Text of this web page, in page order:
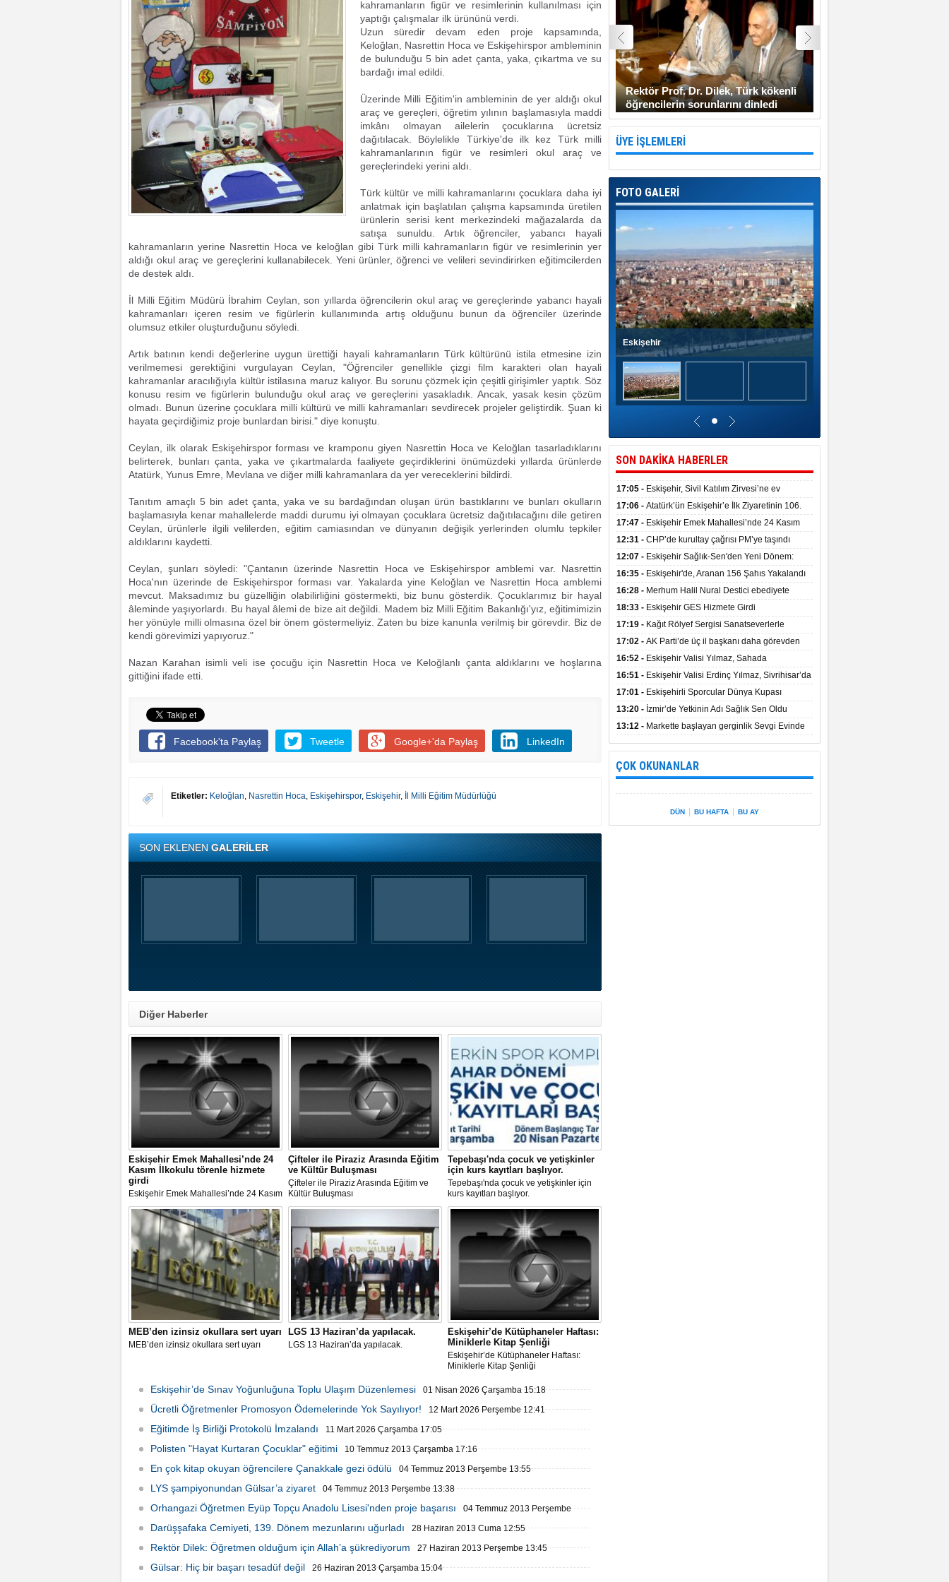
kahramanların figür ve resimlerinin kullanılması için
yaptığı çalışmalar ilk ürününü verdi.
Uzun süredir devam eden proje kapsamında,
Keloğlan, Nasrettin Hoca ve Eskişehirspor ambleminin
de bulunduğu 5 bin adet çanta, yaka, çıkartma ve su
bardağı imal edildi.
Üzerinde Milli Eğitim'in ambleminin de yer aldığı okul
araç ve gereçleri, öğretim yılının başlamasıyla maddi
imkânı olmayan ailelerin çocuklarına ücretsiz
dağıtılacak. Böylelikle Türkiye'de ilk kez Türk milli
kahramanlarının figür ve resimleri okul araç ve
gereçlerindeki yerini aldı.
Türk kültür ve milli kahramanlarını çocuklara daha iyi
anlatmak için başlatılan çalışma kapsamında üretilen
ürünlerin serisi kent merkezindeki mağazalarda da
satışa sunuldu. Artık öğrenciler, yabancı hayali
kahramanların yerine Nasrettin Hoca ve keloğlan gibi Türk milli kahramanların figür ve resimlerinin yer
aldığı okul araç ve gereçlerini kullanabilecek. Yeni ürünler, öğrenci ve velileri sevindirirken eğitimcilerden
de destek aldı.
İl Milli Eğitim Müdürü İbrahim Ceylan, son yıllarda öğrencilerin okul araç ve gereçlerinde yabancı hayali
kahramanları içeren resim ve figürlerin kullanımında artış olduğunu bunun da öğrenciler üzerinde
olumsuz etkiler oluşturduğunu söyledi.
Artık batının kendi değerlerine uygun ürettiği hayali kahramanların Türk kültürünü istila etmesine izin
verilmemesi gerektiğini vurgulayan Ceylan, "Öğrenciler genellikle çizgi film karakteri olan hayali
kahramanlar aracılığıyla kültür istilasına maruz kalıyor. Bu sorunu çözmek için çeşitli girişimler yaptık. Söz
konusu resim ve figürlerin bulunduğu okul araç ve gereçlerini yasakladık. Ancak, yasak kesin çözüm
olmadı. Bunun üzerine çocuklara milli kültürü ve milli kahramanları sevdirecek projeler geliştirdik. Şuan ki
hayata geçirdiğimiz proje bunlardan birisi." diye konuştu.
Ceylan, ilk olarak Eskişehirspor forması ve kramponu giyen Nasrettin Hoca ve Keloğlan tasarladıklarını
belirterek, bunları çanta, yaka ve çıkartmalarda faaliyete geçirdiklerini önümüzdeki yıllarda ürünlerde
Atatürk, Yunus Emre, Mevlana ve diğer milli kahramanlara da yer vereceklerini bildirdi.
Tanıtım amaçlı 5 bin adet çanta, yaka ve su bardağından oluşan ürün bastıklarını ve bunları okulların
başlamasıyla kenar mahallelerde maddi durumu iyi olmayan çocuklara ücretsiz dağıtılacağını dile getiren
Ceylan, ürünlerle ilgili velilerden, eğitim camiasından ve dünyanın değişik yerlerinden olumlu tepkiler
aldıklarını kaydetti.
Ceylan, şunları söyledi: "Çantanın üzerinde Nasrettin Hoca ve Eskişehirspor amblemi var. Nasrettin
Hoca'nın üzerinde de Eskişehirspor forması var. Yakalarda yine Keloğlan ve Nasrettin Hoca amblemi
mevcut. Maksadımız bu güzelliğin olabilirliğini göstermekti, biz bunu gösterdik. Çocuklarımız bir hayal
âleminde yaşıyorlardı. Bu hayal âlemi de bize ait değildi. Madem biz Milli Eğitim Bakanlığı'yız, eğitimimizin
her yönüyle milli olmasına özel bir önem göstermeliyiz. Zaten bu bize kanunla verilmiş bir görevdir. Biz de
kendi görevimizi yapıyoruz."
Nazan Karahan isimli veli ise çocuğu için Nasrettin Hoca ve Keloğlanlı çanta aldıklarını ve hoşlarına
gittiğini ifade etti.
Facebook'ta Paylaş Tweetle Google+'da Paylaş LinkedIn
Etiketler: Keloğlan, Nasrettin Hoca, Eskişehirspor, Eskişehir, İl Milli Eğitim Müdürlüğü
SON EKLENENGALERİLER
Diğer Haberler
Eskişehir Emek Mahallesi’nde 24
Kasım İlkokulu törenle hizmete
girdi
Eskişehir Emek Mahallesi’nde 24 Kasım
İlkokulu törenle hizmete girdi
Çifteler ile Piraziz Arasında Eğitim
ve Kültür Buluşması
Çifteler ile Piraziz Arasında Eğitim ve
Kültür Buluşması
Tepebaşı'nda çocuk ve yetişkinler
için kurs kayıtları başlıyor.
Tepebaşı'nda çocuk ve yetişkinler için
kurs kayıtları başlıyor.
MEB’den izinsiz okullara sert uyarı
MEB’den izinsiz okullara sert uyarı
​LGS 13 Haziran’da yapılacak.
​LGS 13 Haziran’da yapılacak.
Eskişehir’de Kütüphaneler Haftası:
Miniklerle Kitap Şenliği
Eskişehir’de Kütüphaneler Haftası:
Miniklerle Kitap Şenliği
Eskişehir’de Sınav Yoğunluğuna Toplu Ulaşım Düzenlemesi 01 Nisan 2026 Çarşamba 15:18
Ücretli Öğretmenler Promosyon Ödemelerinde Yok Sayılıyor! 12 Mart 2026 Perşembe 12:41
Eğitimde İş Birliği Protokolü İmzalandı 11 Mart 2026 Çarşamba 17:05
Polisten "Hayat Kurtaran Çocuklar" eğitimi 10 Temmuz 2013 Çarşamba 17:16
En çok kitap okuyan öğrencilere Çanakkale gezi ödülü 04 Temmuz 2013 Perşembe 13:55
LYS şampiyonundan Gülsar’a ziyaret 04 Temmuz 2013 Perşembe 13:38
Orhangazi Öğretmen Eyüp Topçu Anadolu Lisesi'nden proje başarısı
04 Temmuz 2013 Perşembe
Darüşşafaka Cemiyeti, 139. Dönem mezunlarını uğurladı 28 Haziran 2013 Cuma 12:55
Rektör Dilek: Öğretmen olduğum için Allah’a şükrediyorum 27 Haziran 2013 Perşembe 13:45
Gülsar: Hiç bir başarı tesadüf değil 26 Haziran 2013 Çarşamba 15:04
Rektör Prof. Dr. Dilek, Türk kökenli
öğrencilerin sorunlarını dinledi
ÜYE İŞLEMLERİ
FOTO GALERİ
Eskişehir
SON DAKİKA HABERLER
17:05 - Eskişehir, Sivil Katılım Zirvesi’ne ev
sahipliği yaptı.
17:06 - Atatürk’ün Eskişehir’e İlk Ziyaretinin 106.
Yılı Törenle Kutlandı
17:47 - Eskişehir Emek Mahallesi’nde 24 Kasım
İlkokulu törenle hizmete girdi
12:31 - CHP’de kurultay çağrısı PM’ye taşındı
12:07 - Eskişehir Sağlık-Sen'den Yeni Dönem:
Mazbata Teslim Alındı
16:35 - Eskişehir'de, Aranan 156 Şahıs Yakalandı
16:28 - Merhum Halil Nural Destici ebediyete
uğurlandı
18:33 - Eskişehir GES Hizmete Girdi
17:19 - Kağıt Rölyef Sergisi Sanatseverlerle
Buluştu
17:02 - AK Parti’de üç il başkanı daha görevden
alındı
16:52 - Eskişehir Valisi Yılmaz, Sahada
İncelemelerde Bulundu
16:51 - Eskişehir Valisi Erdinç Yılmaz, Sivrihisar’da
17:01 - Eskişehirli Sporcular Dünya Kupası
Başarılarını Vali Yılmaz’la Paylaştı
13:20 - İzmir’de Yetkinin Adı Sağlık Sen Oldu
13:12 - Markette başlayan gerginlik Sevgi Evinde
yara sardı.
ÇOK OKUNANLAR
DÜN BU HAFTA BU AY